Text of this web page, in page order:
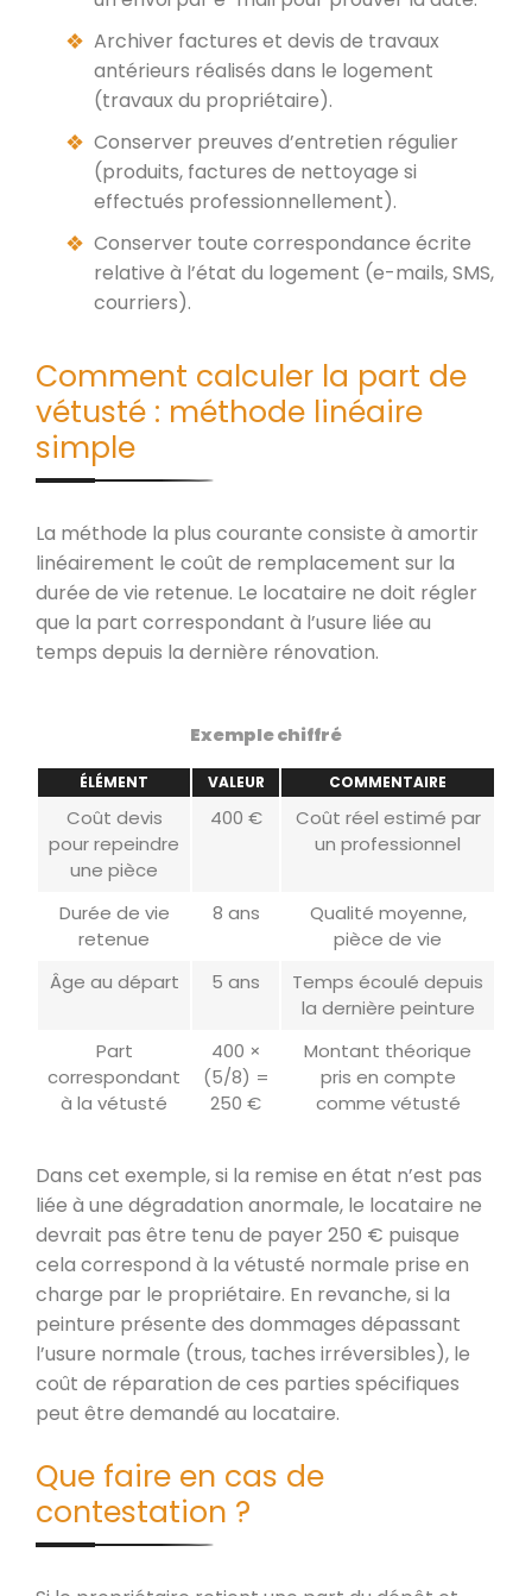
Archiver factures et devis de travaux
antérieurs réalisés dans le logement
(travaux du propriétaire).
Conserver preuves d’entretien régulier
(produits, factures de nettoyage si
effectués professionnellement).
Conserver toute correspondance écrite
relative à l’état du logement (e-mails, SMS,
courriers).
Comment calculer la part de
vétusté : méthode linéaire
simple
La méthode la plus courante consiste à amortir
linéairement le coût de remplacement sur la
durée de vie retenue. Le locataire ne doit régler
que la part correspondant à l’usure liée au
temps depuis la dernière rénovation.
Exemple chiffré
ÉLÉMENT VALEUR COMMENTAIRE
Coût devis
pour repeindre
une pièce
400 €
Coût réel estimé par
un professionnel
Durée de vie
retenue
8 ans
Qualité moyenne,
pièce de vie
Âge au départ
5 ans
Temps écoulé depuis
la dernière peinture
Part
correspondant
à la vétusté
400 ×
(5/8) =
250 €
Montant théorique
pris en compte
comme vétusté
Dans cet exemple, si la remise en état n’est pas
liée à une dégradation anormale, le locataire ne
devrait pas être tenu de payer 250 € puisque
cela correspond à la vétusté normale prise en
charge par le propriétaire. En revanche, si la
peinture présente des dommages dépassant
l’usure normale (trous, taches irréversibles), le
coût de réparation de ces parties spécifiques
peut être demandé au locataire.
Que faire en cas de
contestation ?